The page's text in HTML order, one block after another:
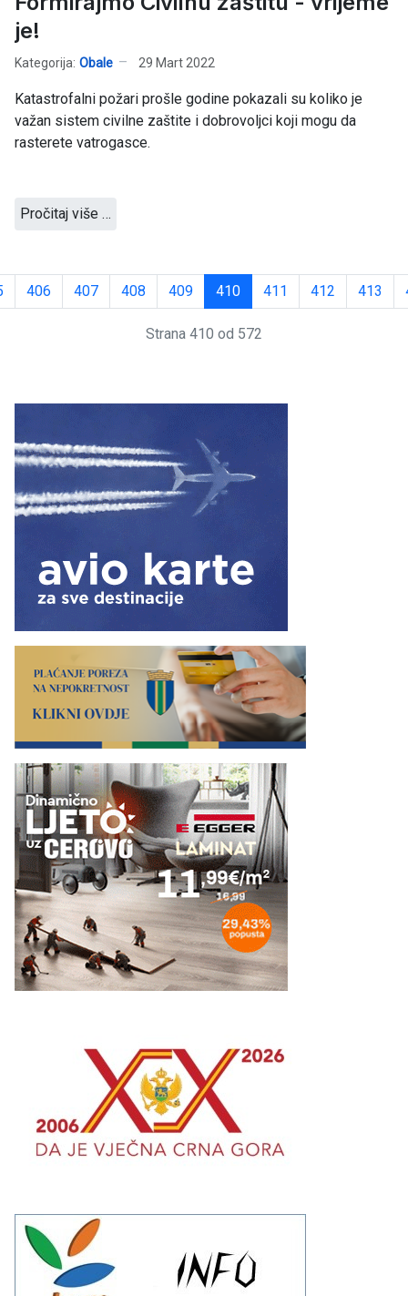
je!
Kategorija: Obale 29 Mart 2022
Katastrofalni požari prošle godine pokazali su koliko je
važan sistem civilne zaštite i dobrovoljci koji mogu da
rasterete vatrogasce.
Pročitaj više …
406 407 408 409 410 411 412 413
Strana 410 od 572